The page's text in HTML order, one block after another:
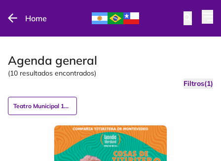
Home
Agenda general
(10 resultados encontrados)
Filtros(1)
Teatro Municipal 15 de Febrero